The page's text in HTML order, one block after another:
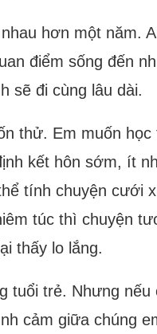
hơn một năm.
điểm sống đến
sẽ đi cùng lâu dài.
thử. Em muốn học
kết hôn sớm, ít
tính chuyện cưới
túc thì chuyện
thấy lo lắng.
tuổi trẻ. Nhưng
cảm giữa chúng